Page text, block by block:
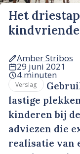
Het
Amber Stribos
29 juni 2021
4 minuten
Verslag
lastige
kinderen bij
adviezen die
realisatie van